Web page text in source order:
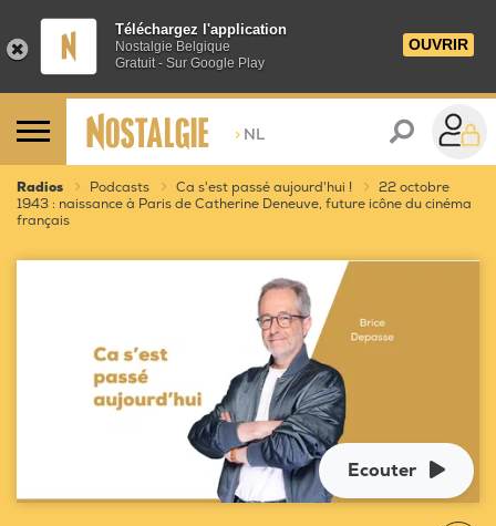
Téléchargez l'application
Nostalgie Belgique
Gratuit - Sur Google Play
OUVRIR
> NL
Radios Podcasts Ca s'est passé aujourd'hui !
22 octobre
1943 : naissance à Paris de Catherine Deneuve, future icône du cinéma
français
Ecouter